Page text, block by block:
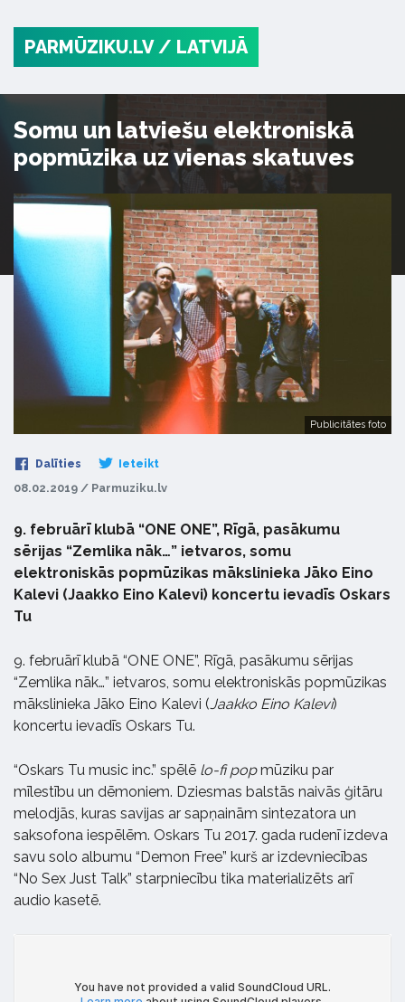
PARMŪZIKU.LV / LATVIJĀ
Somu un latviešu elektroniskā
popmūzika uz vienas skatuves
Publicitātes foto
Dalīties Ieteikt
08.02.2019 / Parmuziku.lv
9. februārī klubā “ONE ONE”, Rīgā, pasākumu
sērijas “Zemlika nāk…” ietvaros, somu
elektroniskās popmūzikas mākslinieka Jāko Eino
Kalevi (Jaakko Eino Kalevi) koncertu ievadīs Oskars
Tu
9. februārī klubā “ONE ONE”, Rīgā, pasākumu sērijas
“Zemlika nāk…” ietvaros, somu elektroniskās popmūzikas
mākslinieka Jāko Eino Kalevi (Jaakko Eino Kalevi)
koncertu ievadīs Oskars Tu.
“Oskars Tu music inc.” spēlē lo-fi popmūziku par
mīlestību un dēmoniem. Dziesmas balstās naivās ģitāru
melodjās, kuras savijas ar sapņainām sintezatora un
saksofona iespēlēm. Oskars Tu 2017. gada rudenī izdeva
savu solo albumu “Demon Free” kurš ar izdevniecības
“No Sex Just Talk” starpniecību tika materializēts arī
audio kasetē.